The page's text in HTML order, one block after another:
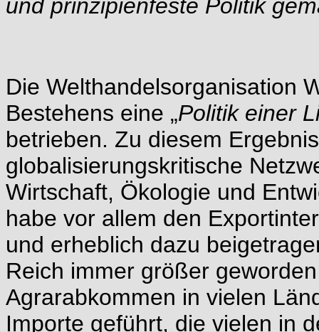
Die Welthandelsorganisation
Bestehens eine „Politik einer
betrieben. Zu diesem
globalisierungskritische
Wirtschaft, Ökologie und
habe vor allem den
und erheblich dazu
Reich immer größer
Agrarabkommen in vielen
Importe geführt, die vielen in